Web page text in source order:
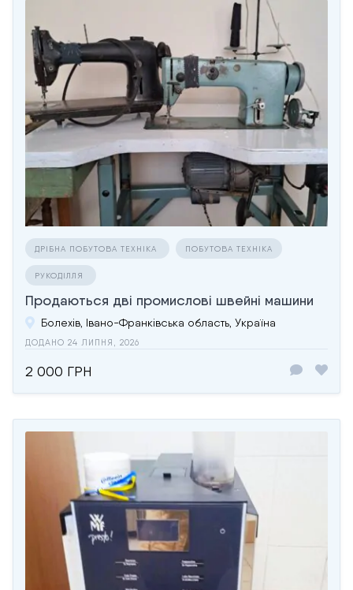
ДРІБНА ПОБУТОВА ТЕХНІКА ПОБУТОВА ТЕХНІКА
РУКОДІЛЛЯ
Продаються дві промислові швейні машини
Болехів, Івано-Франківська область, Україна
ДОДАНО 24 ЛИПНЯ, 2026
2 000 ГРН